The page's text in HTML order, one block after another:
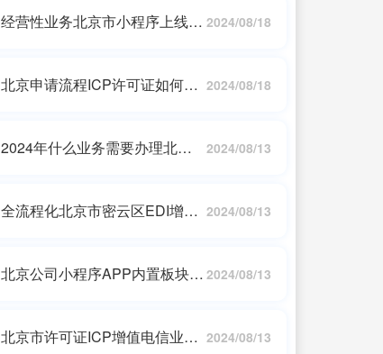
经营性业务北京市小程序上线需 2024/08/18
北京申请流程ICP许可证如何审 2024/08/18
2024年什么业务需要办理北京
2024/08/13
全流程化北京市密云区EDI增值 2024/08/13
北京公司小程序APP内置板块含 2024/08/13
北京市许可证ICP增值电信业务 2024/08/13